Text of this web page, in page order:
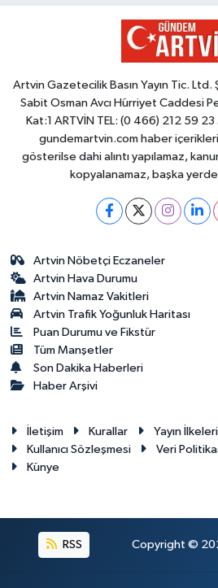
Artvin Gazetecilik Basın Yayın Tic.
Sabit Osman Avcı Hürriyet Caddesi
Kat:1 ARTVİN TEL: (0 466) 212 59 23
gundemartvin.com haber
gösterilse dahi alıntı yapılamaz,
kopyalanamaz, başka yerde
Artvin Nöbetçi Eczaneler
Artvin Hava Durumu
Artvin Namaz Vakitleri
Artvin Trafik Yoğunluk Haritası
Puan Durumu ve Fikstür
Tüm Manşetler
Son Dakika Haberleri
Haber Arşivi
İletişim Kurallar Yayın İlkeleri
Kullanıcı Sözleşmesi
Veri
Künye
RSS Copyright ©